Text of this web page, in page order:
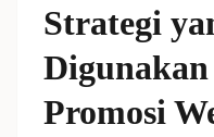
Strategi
Digunakan
Promosi